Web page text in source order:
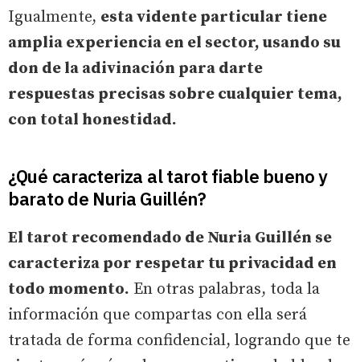
Igualmente, esta vidente particular tiene
amplia experiencia en el sector, usando su
don de la adivinación para darte
respuestas precisas sobre cualquier tema,
con total honestidad.
¿Qué caracteriza al tarot fiable bueno y
barato de Nuria Guillén?
El tarot recomendado de Nuria Guillén se
caracteriza por respetar tu privacidad en
todo momento. En otras palabras, toda la
información que compartas con ella será
tratada de forma confidencial, logrando que te